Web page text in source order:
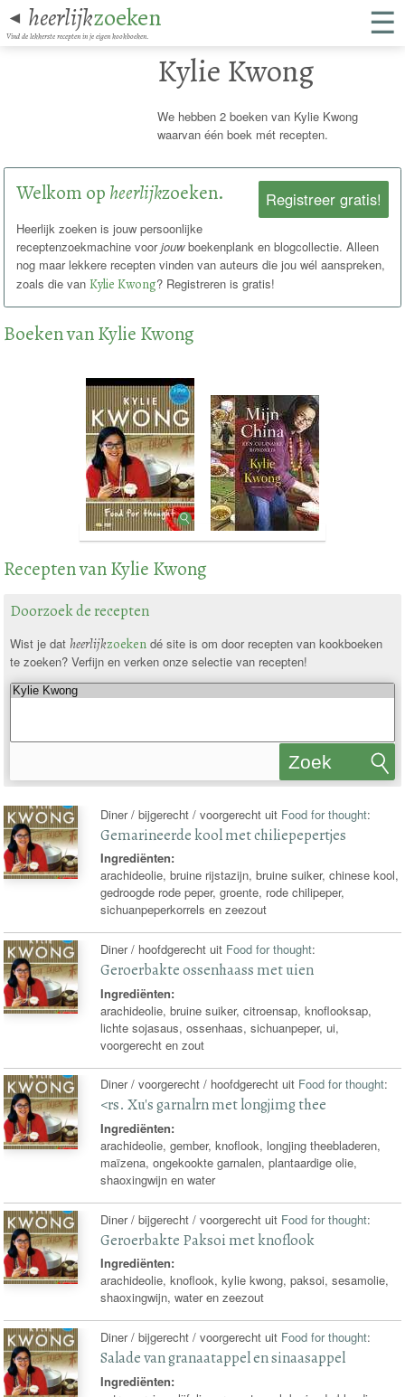
◄ heerlijkzoeken
Vind de lekkerste recepten in je eigen kookboeken. ☰
Kylie Kwong
We hebben 2 boeken van Kylie Kwong
waarvan één boek mét recepten.
Registreer gratis!
Welkom op heerlijkzoeken.
Heerlijk zoeken is jouw persoonlijke
receptenzoekmachine voorjouwboekenplank en blogcollectie. Alleen
nog maar lekkere recepten vinden van auteurs die jou wél aanspreken,
zoals die van Kylie Kwong? Registreren is gratis!
Boeken van Kylie Kwong
Recepten van Kylie Kwong
Doorzoek de recepten
Wist je dat heerlijkzoekendé site is om door recepten van kookboeken
te zoeken? Verfijn en verken onze selectie van recepten!
Zoek
Diner / bijgerecht / voorgerecht uit Food for thought:
Gemarineerde kool met chiliepepertjes
Ingrediënten:
arachideolie, bruine rijstazijn, bruine suiker, chinese kool,
gedroogde rode peper, groente, rode chilipeper,
sichuanpeperkorrels en zeezout
Diner / hoofdgerecht uit Food for thought:
Geroerbakte ossenhaass met uien
Ingrediënten:
arachideolie, bruine suiker, citroensap, knoflooksap,
lichte sojasaus, ossenhaas, sichuanpeper, ui,
voorgerecht en zout
Diner / voorgerecht / hoofdgerecht uit Food for thought:
<rs. Xu's garnalrn met longjimg thee
Ingrediënten:
arachideolie, gember, knoflook, longjing theebladeren,
maïzena, ongekookte garnalen, plantaardige olie,
shaoxingwijn en water
Diner / bijgerecht / voorgerecht uit Food for thought:
Geroerbakte Paksoi met knoflook
Ingrediënten:
arachideolie, knoflook, kylie kwong, paksoi, sesamolie,
shaoxingwijn, water en zeezout
Diner / bijgerecht / voorgerecht uit Food for thought:
Salade van granaatappel en sinaasappel
Ingrediënten: